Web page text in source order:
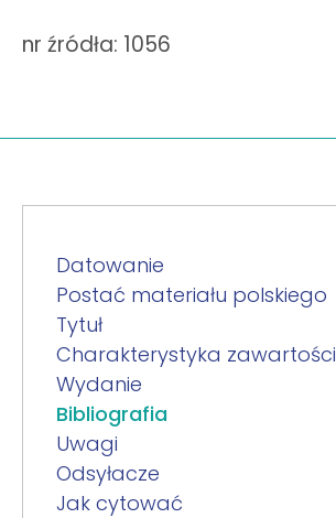
nr źródła: 1056
Datowanie
Postać materiału polskiego
Tytuł
Charakterystyka zawartości
Wydanie
Bibliografia
Uwagi
Odsyłacze
Jak cytować